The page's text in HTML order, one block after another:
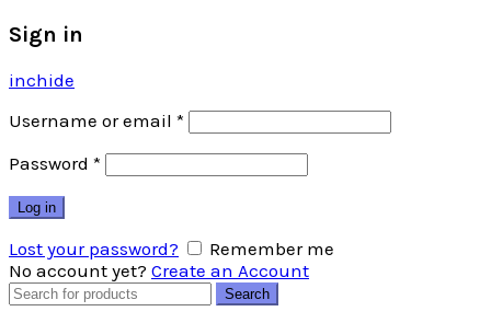
Sign in
inchide
Username or email *
Password *
Log in
Lost your password?
Remember me
No account yet? Create an Account
Search
Search